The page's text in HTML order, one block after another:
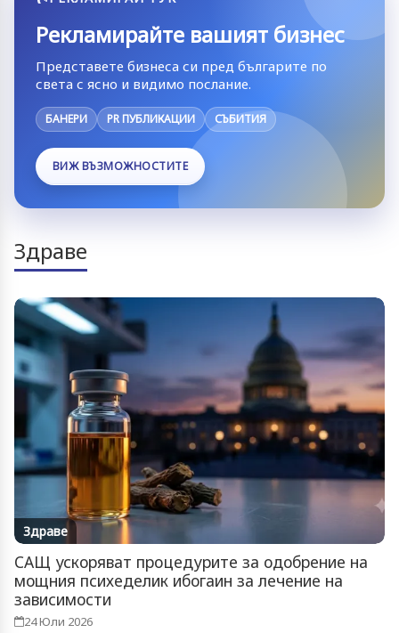
Рекламирайте вашият бизнес
Представете бизнеса си пред българите по
света с ясно и видимо послание.
БАНЕРИ PR ПУБЛИКАЦИИ СЪБИТИЯ
ВИЖ ВЪЗМОЖНОСТИТЕ
Здраве
Здраве
САЩ ускоряват процедурите за одобрение на
мощния психеделик ибогаин за лечение на
зависимости
24 Юли 2026